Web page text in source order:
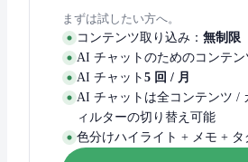
まずは試したい方へ。
コンテンツ取り込み： 無制限
AI チャットのためのコンテン
AI チャット 5 回 / 月
AI チャットは全コンテンツ /
ィルターの切り替え可能
色分けハイライト + メモ + タ